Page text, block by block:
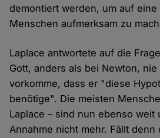
demontiert werden, um auf eine
Menschen aufmerksam zu
Laplace antwortete auf die
Gott, anders als bei Newton,
vorkomme, dass er "diese
benötige". Die meisten
Laplace – sind nun ebenso weit
Annahme nicht mehr. Fällt denn